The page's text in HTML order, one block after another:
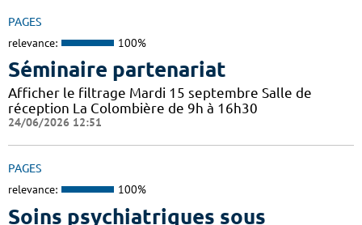
PAGES
relevance: 100%
Séminaire partenariat
Afficher le filtrage Mardi 15 septembre Salle de
réception La Colombière de 9h à 16h30
24/06/2026 12:51
PAGES
relevance: 100%
Soins psychiatriques sous